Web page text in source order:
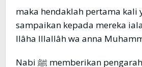
maka hendaklah pertama kali
sampaikan kepada mereka
Ilâha Illallâh wa anna
Nabi ﷺ memberikan pengarahan kepada